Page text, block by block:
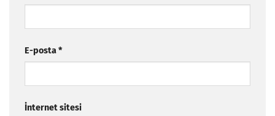
E-posta*
İnternet sitesi